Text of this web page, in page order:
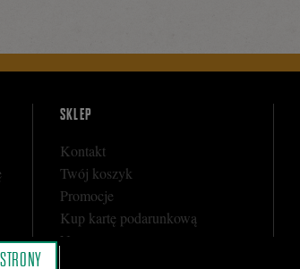
SKLEP
Kontakt
Twój koszyk
Promocje
Kup kartę podarunkową
Nota prawna